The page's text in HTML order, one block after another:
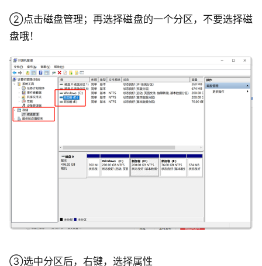
②点击磁盘管理；再选择磁盘的一个分区，不要选择磁
盘哦！
③选中分区后，右键，选择属性